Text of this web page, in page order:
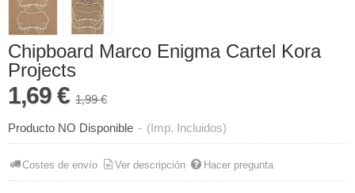
Chipboard Marco Enigma Cartel Kora
Projects
1,69 € 1,99 €
Producto NO Disponible - (Imp. Incluidos)
Costes de envío Ver descripción Hacer pregunta